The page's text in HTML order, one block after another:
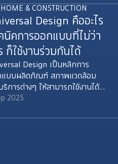
privacy. Located on
Manukit Road in the
Nawamin area, with
access to the
Expressway.
& CONSTRUCTION
Design คืออะไร
นิคการออกแบบที่ไม่ว่า
ก็ใช้งานร่วมกันได้
Design เป็นหลักการ
บบผลิตภัณฑ์ สภาพแวดล้อม
ริการต่างๆ ให้สามารถใช้งานได้
เท่าเทียมที่ทุกคนสามารถใช้ร่วม
2025